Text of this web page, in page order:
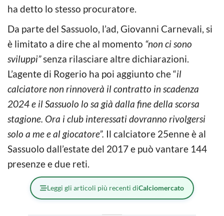
ha detto lo stesso procuratore.
Da parte del Sassuolo, l’ad, Giovanni Carnevali, si
è limitato a dire che al momento “non ci sono
sviluppi”senza rilasciare altre dichiarazioni.
L’agente di Rogerio ha poi aggiunto che “il
calciatore non rinnoverà il contratto in scadenza
2024 e il Sassuolo lo sa già dalla fine della scorsa
stagione. Ora i club interessati dovranno rivolgersi
solo a me e al giocatore”. Il calciatore 25enne è al
Sassuolo dall’estate del 2017 e può vantare 144
presenze e due reti.
Leggi gli articoli più recenti diCalciomercato